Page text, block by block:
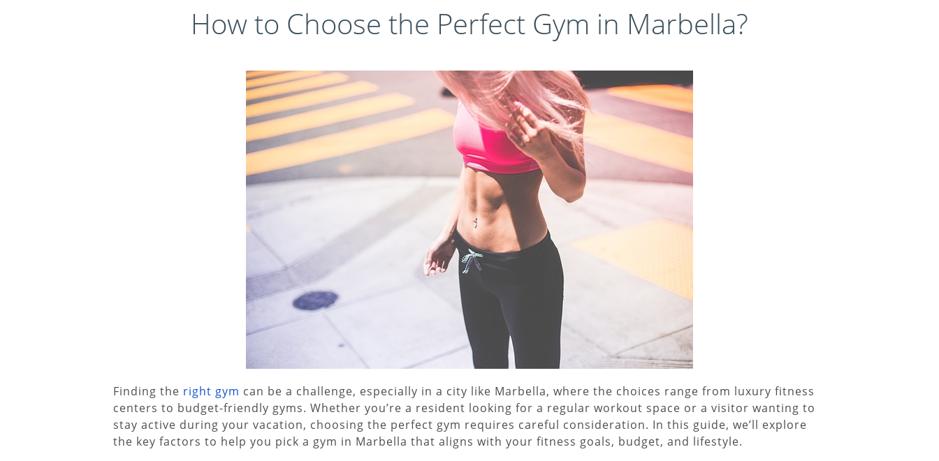
How to Choose the Perfect Gym in Marbella?
Finding the right gym can be a challenge, especially in a city like Marbella, where the choices range from luxury fitness
centers to budget-friendly gyms. Whether you’re a resident looking for a regular workout space or a visitor wanting to
stay active during your vacation, choosing the perfect gym requires careful consideration. In this guide, we’ll explore
the key factors to help you pick a gym in Marbella that aligns with your fitness goals, budget, and lifestyle.